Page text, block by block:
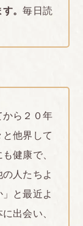
す。毎日読
ら２０年
他界して
健康で、
人たちよ
と最近よ
出会い、